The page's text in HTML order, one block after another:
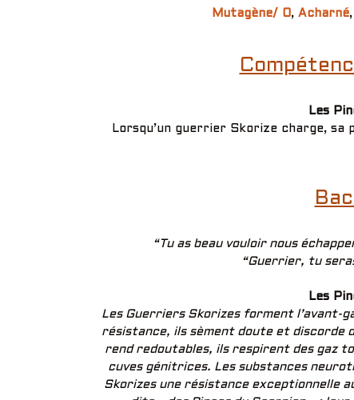
Mutagène/ 0, Acharné,
Les
Lorsqu’un guerrier Skorize charge, sa
“Tu as beau vouloir nous
“Guerrier, tu
Les
Les Guerriers Skorizes forment l’avant-
résistance, ils sèment doute et discorde
rend redoutables, ils respirent des gaz
cuves génitrices. Les substances
Skorizes une résistance exceptionnelle